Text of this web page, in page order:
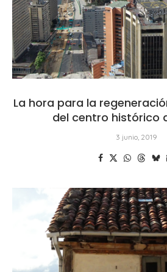
La hora para la
del centro histórico
3 junio, 2019